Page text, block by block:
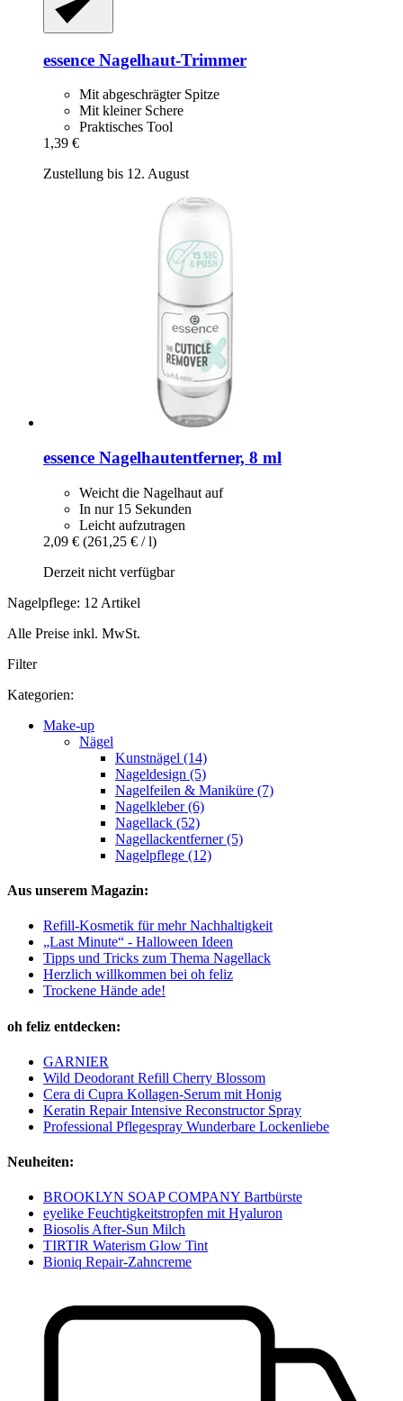
essence Nagelhaut-​Trimmer
Mit abgeschrägter Spitze
Mit kleiner Schere
Praktisches Tool
1,39 €
Zustellung bis 12. August
essence Nagelhautentferner, 8 ml
Weicht die Nagelhaut auf
In nur 15 Sekunden
Leicht aufzutragen
2,09 € (261,25 € / l)
Derzeit nicht verfügbar
Nagelpflege: 12 Artikel
Alle Preise inkl. MwSt.
Filter
Kategorien:
Make-up
Nägel
Kunstnägel (14)
Nageldesign (5)
Nagelfeilen & Maniküre (7)
Nagelkleber (6)
Nagellack (52)
Nagellackentferner (5)
Nagelpflege (12)
Aus unserem Magazin:
Refill-Kosmetik für mehr Nachhaltigkeit
„Last Minute“ - Halloween Ideen
Tipps und Tricks zum Thema Nagellack
Herzlich willkommen bei oh feliz
Trockene Hände ade!
oh feliz entdecken:
GARNIER
Wild Deodorant Refill Cherry Blossom
Cera di Cupra Kollagen-Serum mit Honig
Keratin Repair Intensive Reconstructor Spray
Professional Pflegespray Wunderbare Lockenliebe
Neuheiten:
BROOKLYN SOAP COMPANY Bartbürste
eyelike Feuchtigkeitstropfen mit Hyaluron
Biosolis After-Sun Milch
TIRTIR Waterism Glow Tint
Bioniq Repair-Zahncreme